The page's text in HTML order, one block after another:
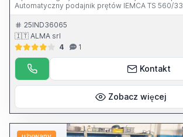
Automatyczny podajnik prętów IEMCA TS 560/
Wibrator liniowy do transportu surowego
sterowania, układ chłodzenia + Euro Cold,
Agregat hydrauliczny - Różne akcesoria
25IND36065
🇮🇹 ALMA srl
4
1
Kontakt
Zobacz więcej